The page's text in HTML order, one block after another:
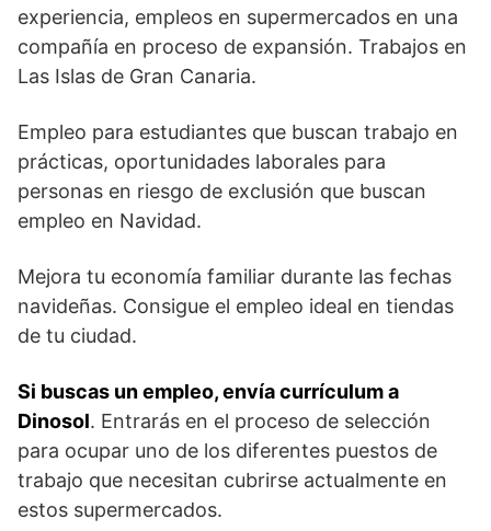
experiencia, empleos en supermercados en una
compañía en proceso de expansión. Trabajos en
Las Islas de Gran Canaria.
Empleo para estudiantes que buscan trabajo en
prácticas, oportunidades laborales para
personas en riesgo de exclusión que buscan
empleo en Navidad.
Mejora tu economía familiar durante las fechas
navideñas. Consigue el empleo ideal en tiendas
de tu ciudad.
Si buscas un empleo, envía currículum a
Dinosol. Entrarás en el proceso de selección
para ocupar uno de los diferentes puestos de
trabajo que necesitan cubrirse actualmente en
estos supermercados.